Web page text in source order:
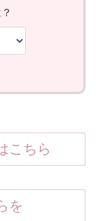
こちら
を